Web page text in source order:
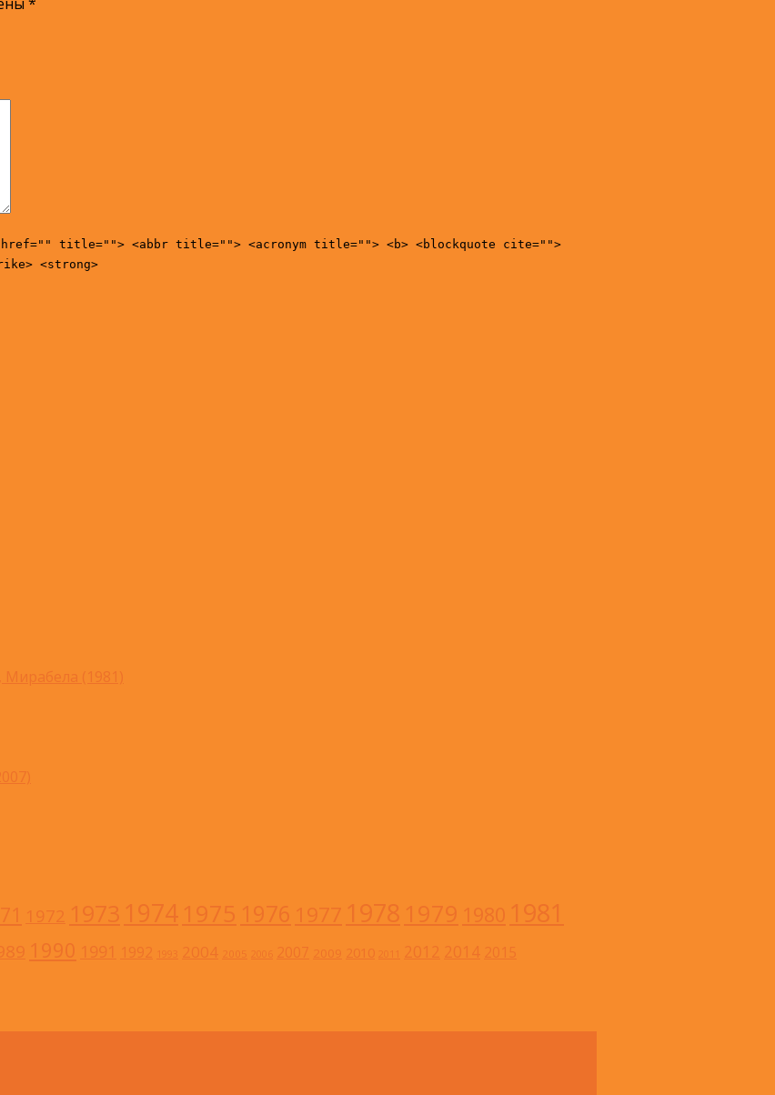
href="" title=""> <abbr title=""> <acronym title=""> <b> <blockquote cite="">
<strong>
Мирабела (1981)
1972 1973 1974 1975 1976 1977 1978 1979 1980 1981
1990 1991 1992 1993 2004 2005 2006 2007 2009 2010 2011 2012 2014 2015